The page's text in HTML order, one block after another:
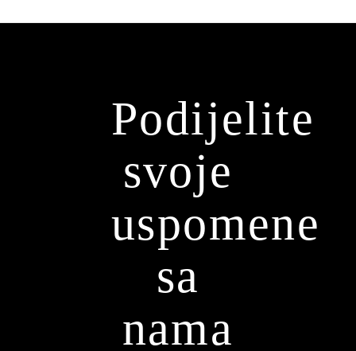
Podijelite
svoje
uspomene
sa
nama